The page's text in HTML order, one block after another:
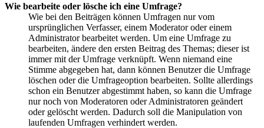
Wie bearbeite oder lösche ich eine Umfrage?
Wie bei den Beiträgen können Umfragen nur vom
ursprünglichen Verfasser, einem Moderator oder einem
Administrator bearbeitet werden. Um eine Umfrage zu
bearbeiten, ändere den ersten Beitrag des Themas; dieser ist
immer mit der Umfrage verknüpft. Wenn niemand eine
Stimme abgegeben hat, dann können Benutzer die Umfrage
löschen oder die Umfrageoption bearbeiten. Sollte allerdings
schon ein Benutzer abgestimmt haben, so kann die Umfrage
nur noch von Moderatoren oder Administratoren geändert
oder gelöscht werden. Dadurch soll die Manipulation von
laufenden Umfragen verhindert werden.